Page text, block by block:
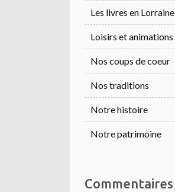
Les livres en Lorraine
Loisirs et animations
Nos coups de coeur
Nos traditions
Notre histoire
Notre patrimoine
Commentaires